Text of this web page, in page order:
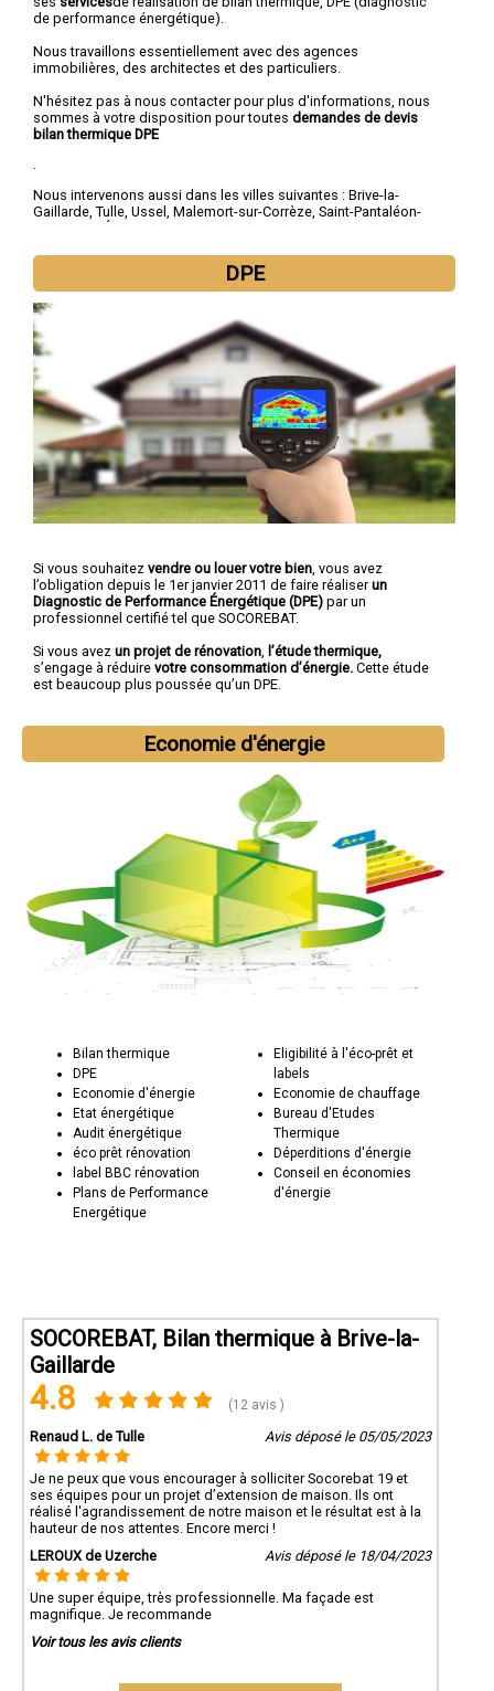
de performance énergétique).
Nous travaillons essentiellement avec des agences
immobilières, des architectes et des particuliers.
N'hésitez pas à nous contacter pour plus d'informations, nous
sommes à votre disposition pour toutes demandes de devis
bilan thermique DPE
.
Nous intervenons aussi dans les villes suivantes : Brive-la-
Gaillarde, Tulle, Ussel , Malemort-sur-Corrèze, Saint-Pantaléon-
DPE
Si vous souhaitez vendre ou louer votre bien , vous avez
l’obligation depuis le 1er janvier 2011 de faire réaliserun
Diagnostic de Performance Énergétique (DPE) par un
professionnel certifié tel que SOCOREBAT.
Si vous avez un projet de rénovation l’étude thermique,
s’engage à réduire votre consommation d’énergie. Cette étude
est beaucoup plus poussée qu’un DPE.
Economie d'énergie
Bilan thermique
DPE
Economie d'énergie
Etat énergétique
Audit énergétique
éco prêt rénovation
label BBC rénovation
Plans de Performance
Energétique
Eligibilité à l'éco-prêt et
labels
Economie de chauffage
Bureau d'Etudes
Thermique
Déperditions d'énergie
Conseil en économies
d'énergie
SOCOREBAT, Bilan thermique à Brive-la-
Gaillarde
4.8 (12 avis )
Renaud L. de Tulle Avis déposé le 05/05/2023
Je ne peux que vous encourager à solliciter Socorebat 19 et
ses équipes pour un projet d’extension de maison. Ils ont
réalisé l'agrandissement de notre maison et le résultat est à la
hauteur de nos attentes. Encore merci !
LEROUX de Uzerche
Avis déposé le 18/04/2023
Une super équipe, très professionnelle. Ma façade est
magnifique. Je recommande
Voir tous les avis clients